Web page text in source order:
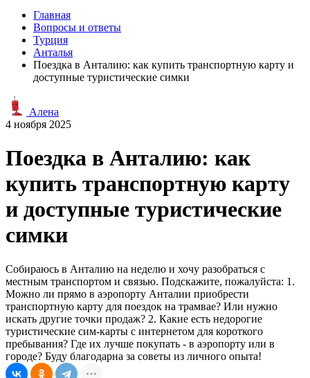
Главная
Вопросы и ответы
Турция
Анталья
Поездка в Анталию: как купить транспортную карту и
доступные туристические симки
Алена
4 ноября 2025
Поездка в Анталию: как
купить транспортную карту
и доступные туристические
симки
Собираюсь в Анталию на неделю и хочу разобраться с
местным транспортом и связью. Подскажите, пожалуйста: 1.
Можно ли прямо в аэропорту Анталии приобрести
транспортную карту для поездок на трамвае? Или нужно
искать другие точки продаж? 2. Какие есть недорогие
туристические сим-карты с интернетом для короткого
пребывания? Где их лучше покупать - в аэропорту или в
городе? Буду благодарна за советы из личного опыта!